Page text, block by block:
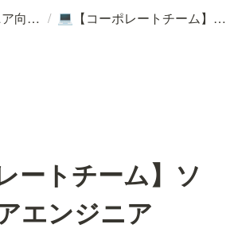
プレックス エンジニア向け採用情報 / 💻 【コーポレートチーム】ソフトウェアエンジニア
ートチーム】ソ
エンジニア